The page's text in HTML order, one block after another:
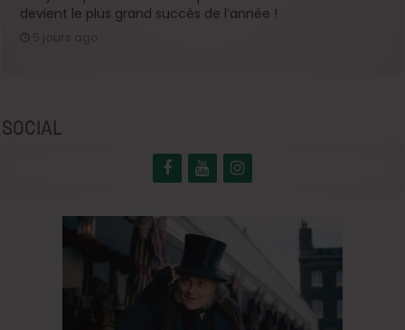
devient le plus grand succès de l’année !
SOCIAL